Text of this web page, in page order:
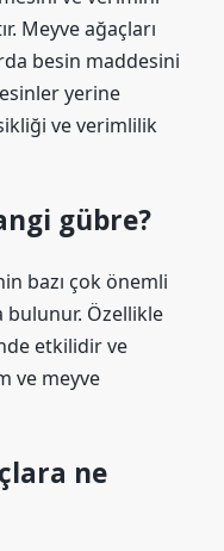
Meyve ağaçları
besin maddesini
yerine
ve verimlilik
gübre?
bazı çok önemli
bulunur. Özellikle
etkilidir ve
ve meyve
ne